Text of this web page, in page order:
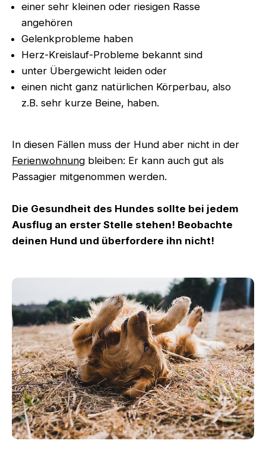
einer sehr kleinen oder riesigen Rasse
angehören
Gelenkprobleme haben
Herz-Kreislauf-Probleme bekannt sind
unter Übergewicht leiden oder
einen nicht ganz natürlichen Körperbau, also
z.B. sehr kurze Beine, haben.
In diesen Fällen muss der Hund aber nicht in der
Ferienwohnung bleiben: Er kann auch gut als
Passagier mitgenommen werden.
Die Gesundheit des Hundes sollte bei jedem
Ausflug an erster Stelle stehen! Beobachte
deinen Hund und überfordere ihn nicht!